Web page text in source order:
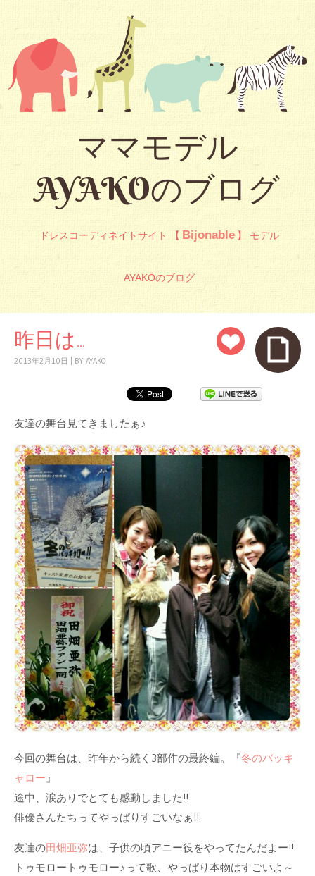
ママモデル
AYAKOのブログ
ドレスコーディネイトサイト 【 Bijonable 】 モデル
AYAKOのブログ
昨日は…
2013年2月10日 BY AYAKO
友達の舞台見てきましたぁ♪
今回の舞台は、昨年から続く3部作の最終編。『冬のバッキ
ャロー』
途中、涙ありでとても感動しました!!
俳優さんたちってやっぱりすごいなぁ!!
友達の田畑亜弥は、子供の頃アニー役をやってたんだよー!!
トゥモロートゥモロー♪って歌、やっぱり本物はすごいよ～